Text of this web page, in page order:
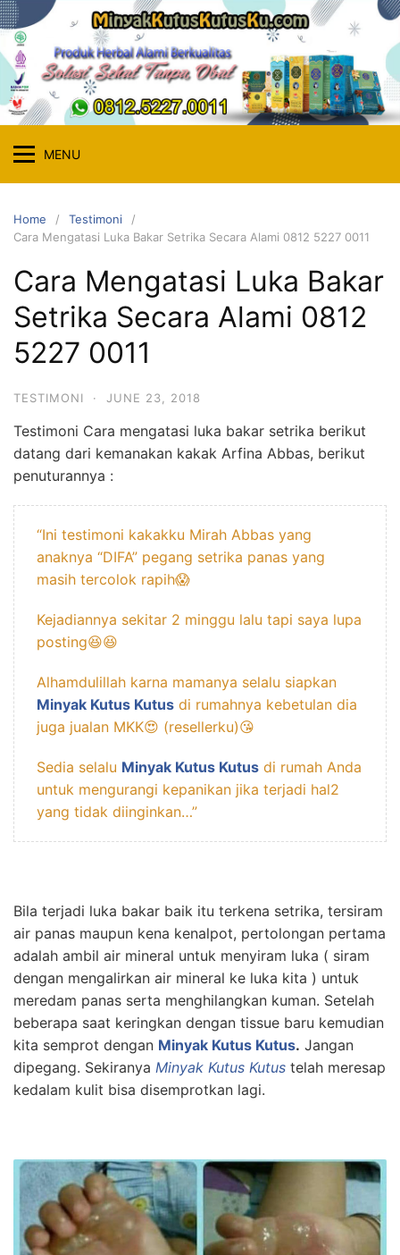
Skip
to
content
MENU
Home
Testimoni
Cara Mengatasi Luka Bakar Setrika Secara Alami 0812 5227 0011
Cara Mengatasi Luka Bakar
Setrika Secara Alami 0812
5227 0011
TESTIMONI · JUNE 23, 2018
Testimoni Cara mengatasi luka bakar setrika berikut
datang dari kemanakan kakak Arfina Abbas, berikut
penuturannya :
“Ini testimoni kakakku Mirah Abbas yang
anaknya “DIFA” pegang setrika panas yang
masih tercolok rapih😱
Kejadiannya sekitar 2 minggu lalu tapi saya lupa
posting😆😆
Alhamdulillah karna mamanya selalu siapkan
Minyak Kutus Kutus di rumahnya kebetulan dia
juga jualan MKK😍 (resellerku)😘
Sedia selalu Minyak Kutus Kutus di rumah Anda
untuk mengurangi kepanikan jika terjadi hal2
yang tidak diinginkan…”
Bila terjadi luka bakar baik itu terkena setrika, tersiram
air panas maupun kena kenalpot, pertolongan pertama
adalah ambil air mineral untuk menyiram luka ( siram
dengan mengalirkan air mineral ke luka kita ) untuk
meredam panas serta menghilangkan kuman. Setelah
beberapa saat keringkan dengan tissue baru kemudian
kita semprot dengan Minyak Kutus Kutus. Jangan
dipegang. Sekiranya Minyak Kutus Kutus telah meresap
kedalam kulit bisa disemprotkan lagi.